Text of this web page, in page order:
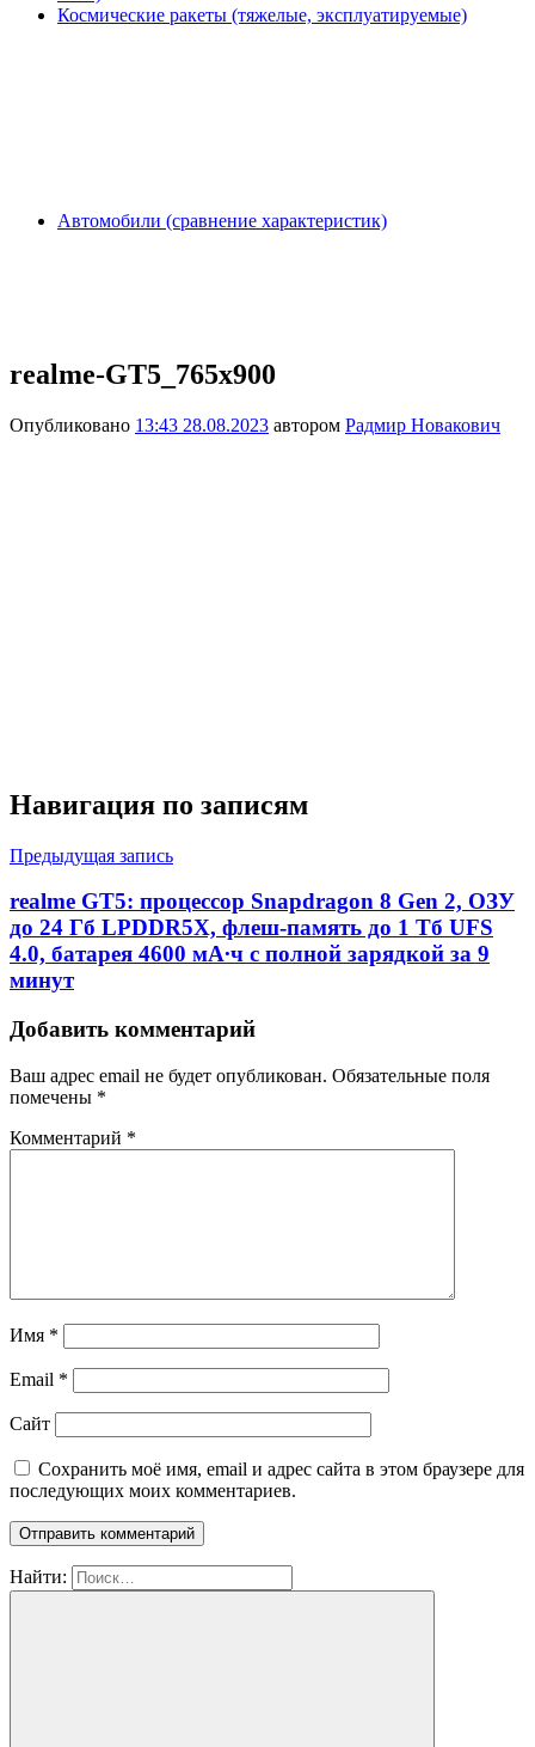
Космические ракеты (тяжелые, эксплуатируемые)
Автомобили (сравнение характеристик)
realme-GT5_765x900
Опубликовано 13:43 28.08.2023 автором Радмир Новакович
Навигация по записям
Предыдущая запись
realme GT5: процессор Snapdragon 8 Gen 2, ОЗУ
до 24 Гб LPDDR5X, флеш-память до 1 Тб UFS
4.0, батарея 4600 мА∙ч с полной зарядкой за 9
минут
Добавить комментарий
Ваш адрес email не будет опубликован. Обязательные поля
помечены *
Комментарий *
Имя *
Email *
Сайт
Сохранить моё имя, email и адрес сайта в этом браузере для
последующих моих комментариев.
Найти: